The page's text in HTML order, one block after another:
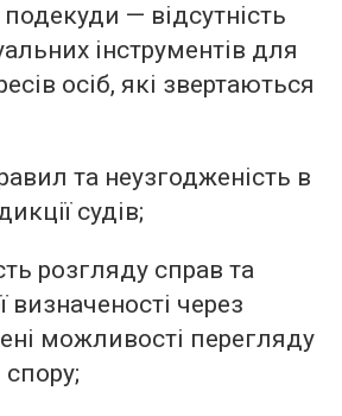
— відсутність
інструментів для
осіб, які звертаються
та неузгодженість в
судів;
розгляду справ та
визначеності через
можливості перегляду
спору;